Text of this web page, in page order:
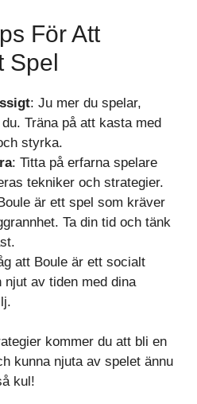
För Att
Spel
: Ju mer du spelar,
Träna på att kasta med
styrka.
: Titta på erfarna spelare
tekniker och strategier.
är ett spel som kräver
Ta din tid och tänk
att Boule är ett socialt
av tiden med dina
kommer du att bli en
kunna njuta av spelet ännu
kul!